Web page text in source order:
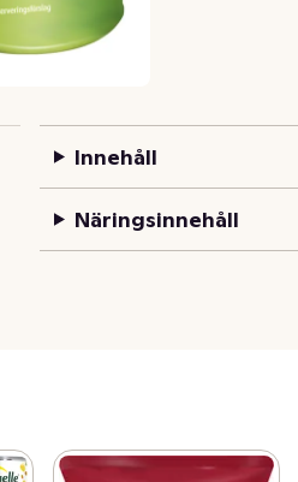
Innehåll
Näringsinnehåll